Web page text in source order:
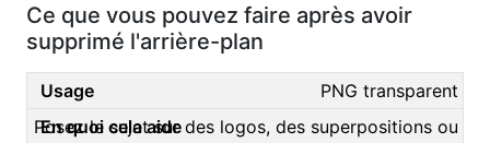
Ce que vous pouvez faire après avoir
supprimé l'arrière-plan
PNG transparent
Posez le sujet sur des logos, des superpositions ou